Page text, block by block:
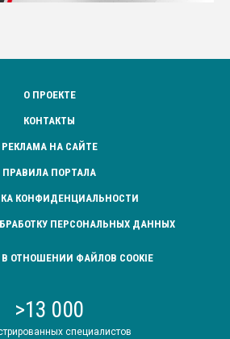
О ПРОЕКТЕ
КОНТАКТЫ
РЕКЛАМА НА САЙТЕ
ПРАВИЛА ПОРТАЛА
КОНФИДЕНЦИАЛЬНОСТИ
ПЕРСОНАЛЬНЫХ ДАННЫХ
ОТНОШЕНИИ ФАЙЛОВ COOKIE
>13 000
специалистов